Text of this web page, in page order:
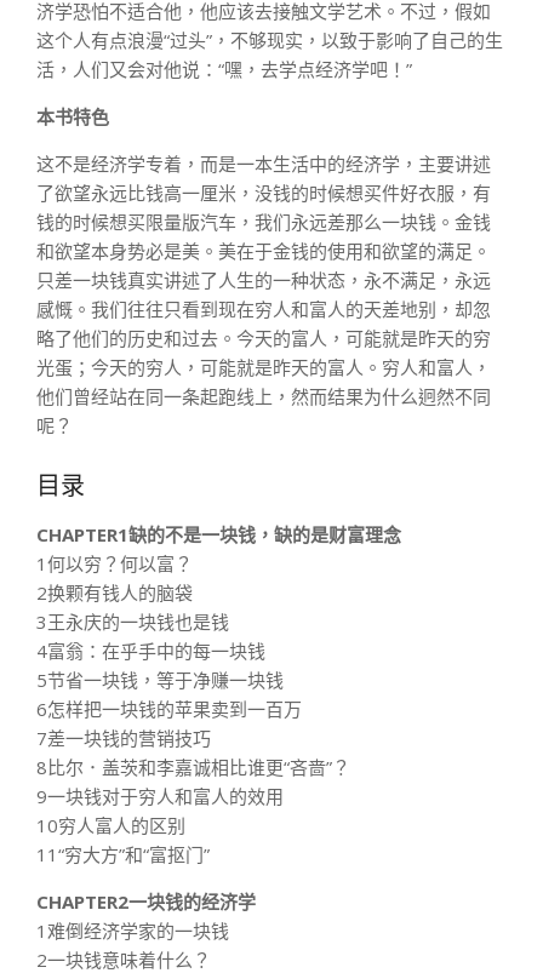
济学恐怕不适合他，他应该去接触文学艺术。不过，假如
这个人有点浪漫“过头”，不够现实，以致于影响了自己的生
活，人们又会对他说：“嘿，去学点经济学吧！”
本书特色
这不是经济学专着，而是一本生活中的经济学，主要讲述
了欲望永远比钱高一厘米，没钱的时候想买件好衣服，有
钱的时候想买限量版汽车，我们永远差那么一块钱。金钱
和欲望本身势必是美。美在于金钱的使用和欲望的满足。
只差一块钱真实讲述了人生的一种状态，永不满足，永远
感慨。我们往往只看到现在穷人和富人的天差地别，却忽
略了他们的历史和过去。今天的富人，可能就是昨天的穷
光蛋；今天的穷人，可能就是昨天的富人。穷人和富人，
他们曾经站在同一条起跑线上，然而结果为什么迥然不同
呢？
目录
CHAPTER1缺的不是一块钱，缺的是财富理念
1何以穷？何以富？
2换颗有钱人的脑袋
3王永庆的一块钱也是钱
4富翁：在乎手中的每一块钱
5节省一块钱，等于净赚一块钱
6怎样把一块钱的苹果卖到一百万
7差一块钱的营销技巧
8比尔．盖茨和李嘉诚相比谁更“吝啬”？
9一块钱对于穷人和富人的效用
10穷人富人的区别
11“穷大方”和“富抠门”
CHAPTER2一块钱的经济学
1难倒经济学家的一块钱
2一块钱意味着什么？